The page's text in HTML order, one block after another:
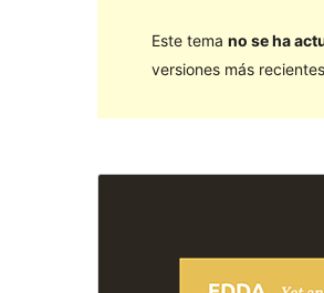
Este tema no se ha
versiones más